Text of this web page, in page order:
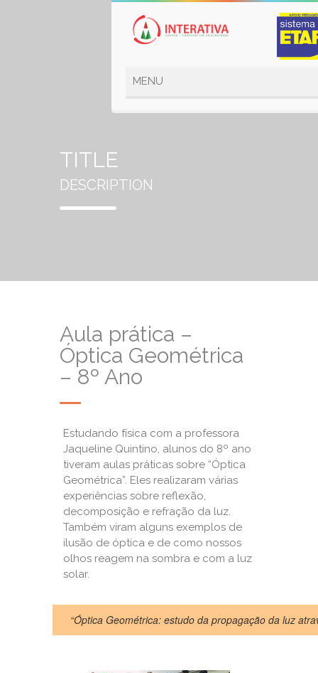
TITLE
DESCRIPTION
Aula prática –
Óptica Geométrica
– 8º Ano
Estudando física com a professora
Jaqueline Quintino, alunos do 8º ano
tiveram aulas práticas sobre “Óptica
Geométrica”. Eles realizaram várias
experiências sobre reflexão,
decomposição e refração da luz.
Também viram alguns exemplos de
ilusão de óptica e de como nossos
olhos reagem na sombra e com a luz
solar.
“Óptica Geométrica: estudo da propagação da luz